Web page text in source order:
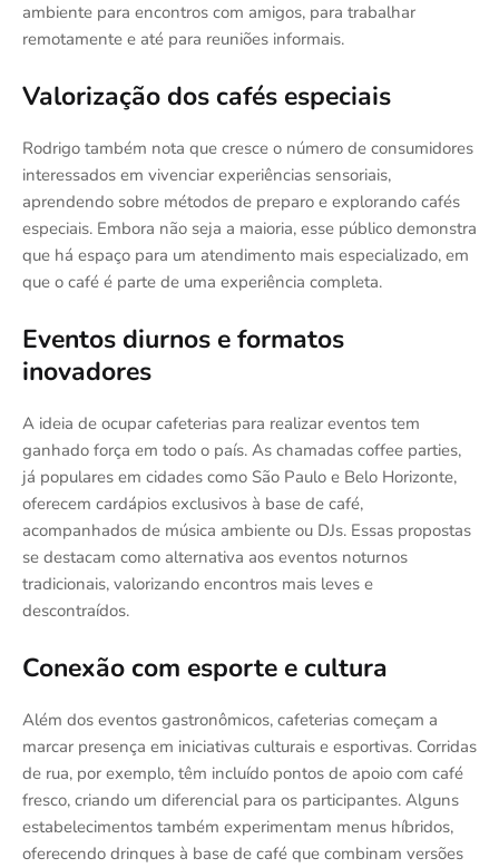
ambiente para encontros com amigos, para trabalhar
remotamente e até para reuniões informais.
Valorização dos cafés especiais
Rodrigo também nota que cresce o número de consumidores
interessados em vivenciar experiências sensoriais,
aprendendo sobre métodos de preparo e explorando cafés
especiais. Embora não seja a maioria, esse público demonstra
que há espaço para um atendimento mais especializado, em
que o café é parte de uma experiência completa.
Eventos diurnos e formatos
inovadores
A ideia de ocupar cafeterias para realizar eventos tem
ganhado força em todo o país. As chamadas coffee parties,
já populares em cidades como São Paulo e Belo Horizonte,
oferecem cardápios exclusivos à base de café,
acompanhados de música ambiente ou DJs. Essas propostas
se destacam como alternativa aos eventos noturnos
tradicionais, valorizando encontros mais leves e
descontraídos.
Conexão com esporte e cultura
Além dos eventos gastronômicos, cafeterias começam a
marcar presença em iniciativas culturais e esportivas. Corridas
de rua, por exemplo, têm incluído pontos de apoio com café
fresco, criando um diferencial para os participantes. Alguns
estabelecimentos também experimentam menus híbridos,
oferecendo drinques à base de café que combinam versões